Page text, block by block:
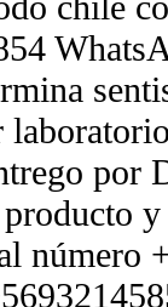
por
número